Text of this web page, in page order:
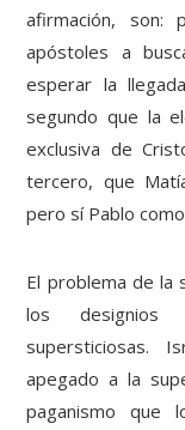
afirmación,
apóstoles a
esperar la
segundo que la
exclusiva de
tercero, que
pero sí Pablo
El problema de la
los designios
supersticiosas.
apegado a la
paganismo que